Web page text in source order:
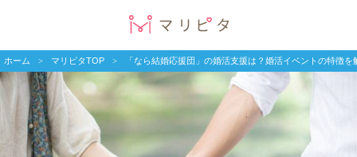
ホーム マリピタTOP 「なら結婚応援団」の婚活支援は？婚活イベントの特徴